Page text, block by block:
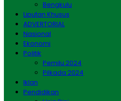
Bengkulu
Liputan Khusus
ADVERTORIAL
Nasional
Ekonomi
Politik
Pemilu 2024
Pilkada 2024
Iklan
Pendidikan